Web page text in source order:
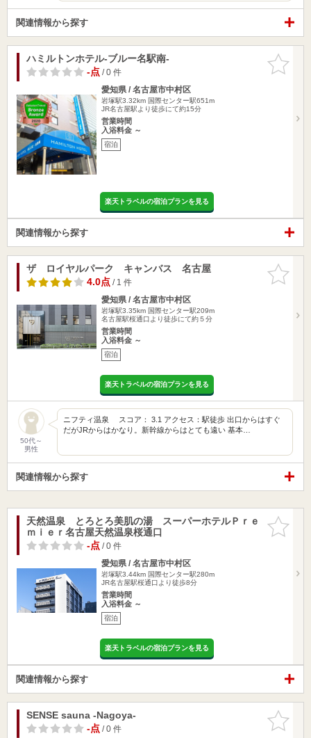
関連情報から探す
お気に入
りに追加
ハミルトンホテル-ブルー名駅南-
-点/ 0 件
愛知県 / 名古屋市中村区
岩塚駅3.32km 国際センター駅651m
JR名古屋駅より徒歩にて約15分
営業時間
入浴料金 ～
宿泊
楽天トラベルの宿泊プランを見る
関連情報から探す
お気に入
りに追加
ザ ロイヤルパーク キャンバス 名古屋
4.0点/ 1 件
愛知県 / 名古屋市中村区
岩塚駅3.35km 国際センター駅209m
名古屋駅桜通口より徒歩にて約５分
営業時間
入浴料金 ～
宿泊
楽天トラベルの宿泊プランを見る
50代～
男性
ニフティ温泉 スコア： 3.1 アクセス：駅徒歩 出口からはすぐ
だがJRからはかなり。新幹線からはとても遠い 基本…
関連情報から探す
お気に入
りに追加
天然温泉 とろとろ美肌の湯 スーパーホテルＰｒｅ
ｍｉｅｒ名古屋天然温泉桜通口
-点/ 0 件
愛知県 / 名古屋市中村区
岩塚駅3.44km 国際センター駅280m
JR名古屋駅桜通口より徒歩8分
営業時間
入浴料金 ～
宿泊
楽天トラベルの宿泊プランを見る
関連情報から探す
お気に入
りに追加
SENSE sauna -Nagoya-
-点/ 0 件